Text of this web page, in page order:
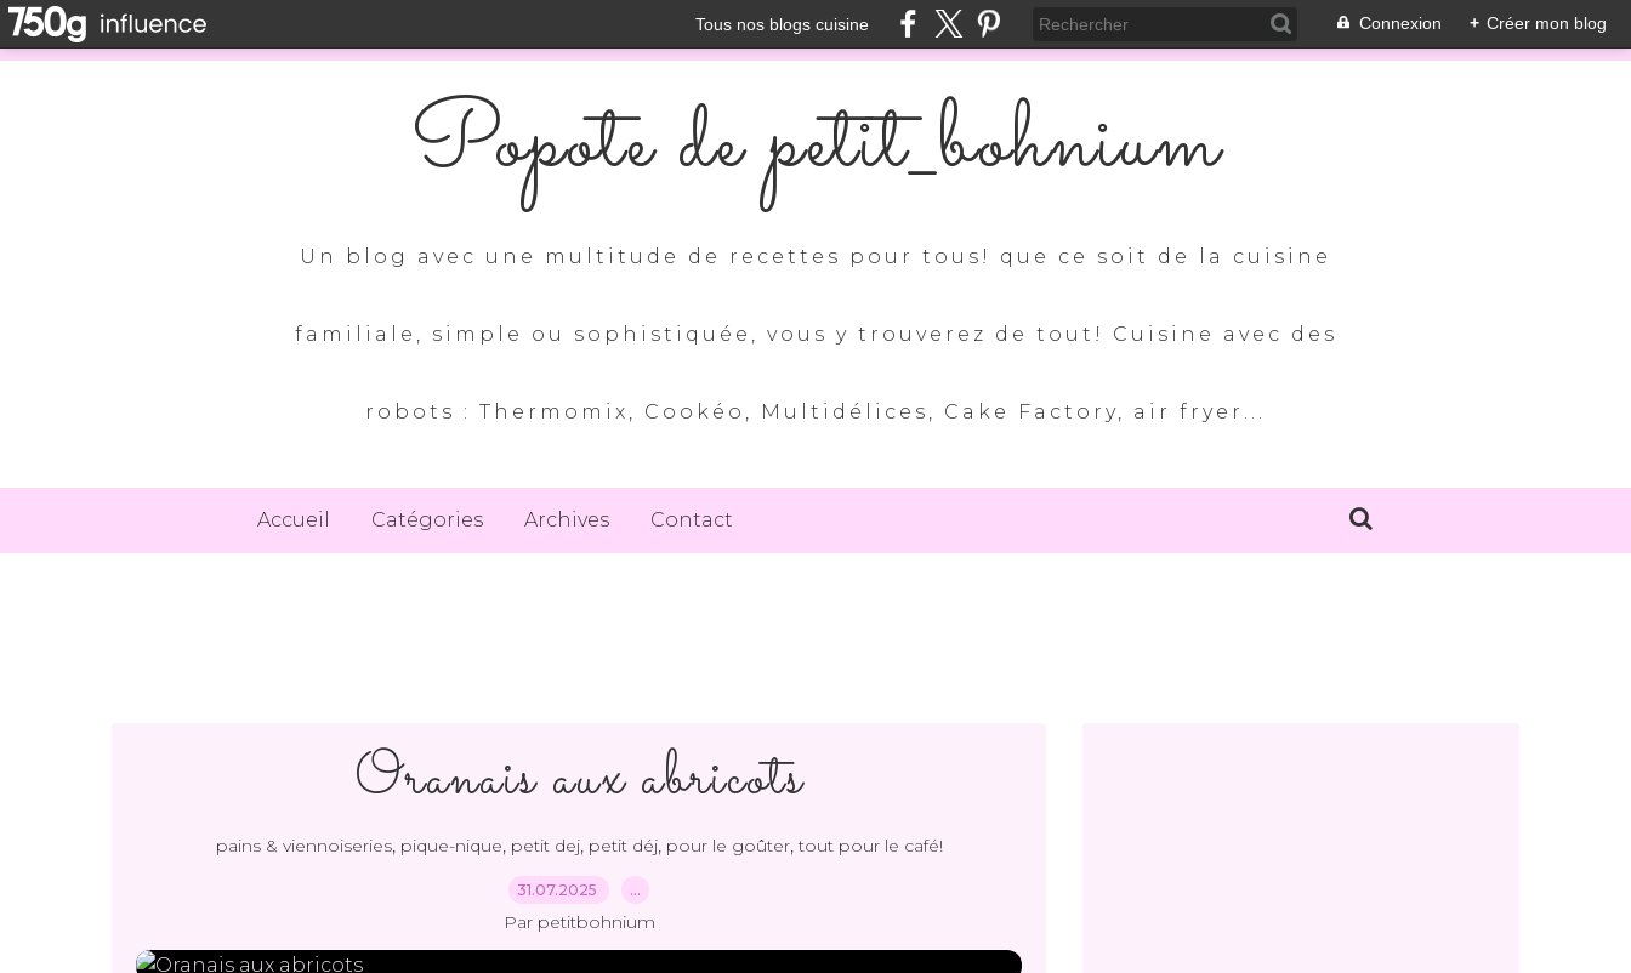
Tous nos blogs cuisine Connexion + Créer mon blog
Popote de petit_bohnium
Un blog avec une multitude de recettes pour tous! que ce soit de la cuisine
familiale, simple ou sophistiquée, vous y trouverez de tout! Cuisine avec des
robots : Thermomix, Cookéo, Multidélices, Cake Factory, air fryer...
Accueil Catégories Archives Contact
Oranais aux abricots
pains & viennoiseries, pique-nique, petit dej, petit déj, pour le goûter,tout pour le café!
31.07.2025 …
Par petitbohnium